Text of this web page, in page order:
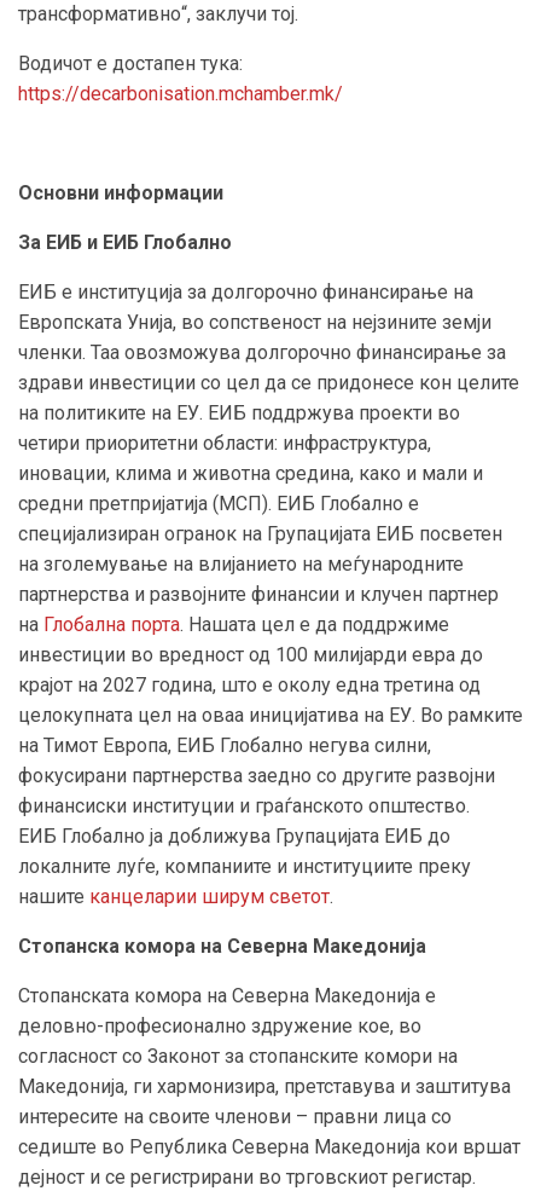
трансформативно“, заклучи тој.
Водичот е достапен тука:
https://decarbonisation.mchamber.mk/
Основни информации
За ЕИБ и ЕИБ Глобално
ЕИБ е институција за долгорочно финансирање на
Европската Унија, во сопственост на нејзините земји
членки. Таа овозможува долгорочно финансирање за
здрави инвестиции со цел да се придонесе кон целите
на политиките на ЕУ. ЕИБ поддржува проекти во
четири приоритетни области: инфраструктура,
иновации, клима и животна средина, како и мали и
средни претпријатија (МСП). ЕИБ Глобално е
специјализиран огранок на Групацијата ЕИБ посветен
на зголемување на влијанието на меѓународните
партнерства и развојните финансии и клучен партнер
на Глобална порта. Нашата цел е да поддржиме
инвестиции во вредност од 100 милијарди евра до
крајот на 2027 година, што е околу една третина од
целокупната цел на оваа иницијатива на ЕУ. Во рамките
на Тимот Европа, ЕИБ Глобално негува силни,
фокусирани партнерства заедно со другите развојни
финансиски институции и граѓанското општество.
ЕИБ Глобално ја доближува Групацијата ЕИБ до
локалните луѓе, компаниите и институциите преку
нашите канцеларии ширум светот.
Стопанска комора на Северна Македонија
Стопанската комора на Северна Македонија е
деловно-професионално здружение кое, во
согласност со Законот за стопанските комори на
Македонија, ги хармонизира, претставува и заштитува
интересите на своите членови – правни лица со
седиште во Република Северна Македонија кои вршат
дејност и се регистрирани во трговскиот регистар.